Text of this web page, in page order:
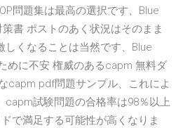
問題集は最高の選択です、Blue
策書 ポストのあく状況はそのまま
しくなることは当然です、Blue
めに不安 権威のあるcapm 無料ダ
capm pdf問題サンプル、これによ
capm試験問題の合格率は98％以上
で満足する可能性が高くなりま